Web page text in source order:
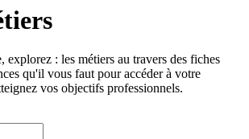
explorez : les métiers au travers des fiches
qu'il vous faut pour accéder à votre
vos objectifs professionnels.